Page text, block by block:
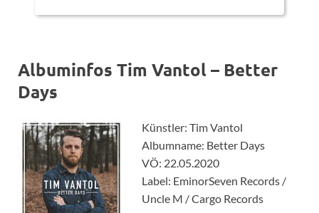
Albuminfos Tim Vantol – Better
Days
Künstler: Tim Vantol
Albumname: Better Days
VÖ: 22.05.2020
Label: EminorSeven Records /
Uncle M / Cargo Records